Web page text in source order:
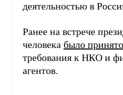
деятельностью в
Ранее на встрече
человека было принято
требования к НКО и
агентов.